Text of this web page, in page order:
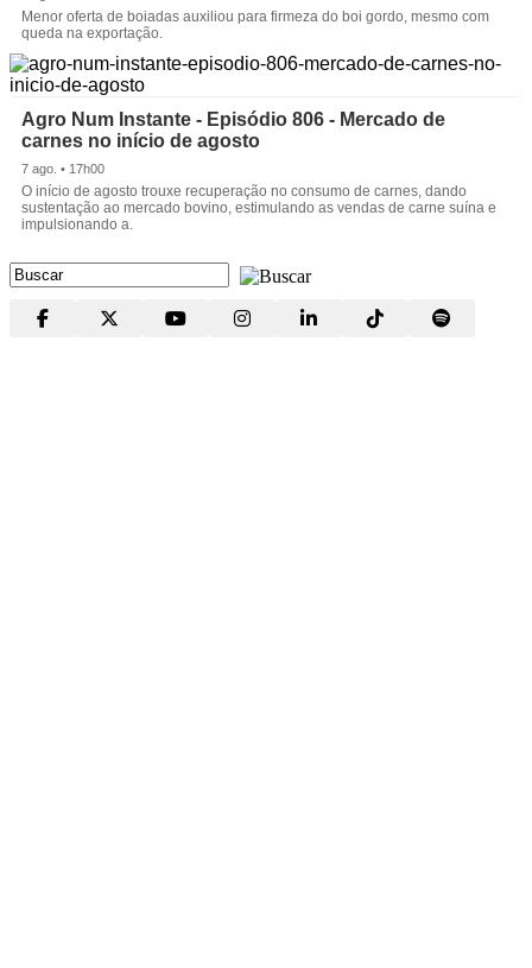
Menor oferta de boiadas auxiliou para firmeza do boi gordo, mesmo com
queda na exportação.
Agro Num Instante - Episódio 806 - Mercado de
carnes no início de agosto
7 ago. • 17h00
O início de agosto trouxe recuperação no consumo de carnes, dando
sustentação ao mercado bovino, estimulando as vendas de carne suína e
impulsionando a.